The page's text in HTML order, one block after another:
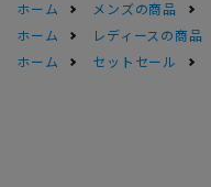
ホーム
メンズの商品
ホーム
レディースの商品
ホーム
セットセール